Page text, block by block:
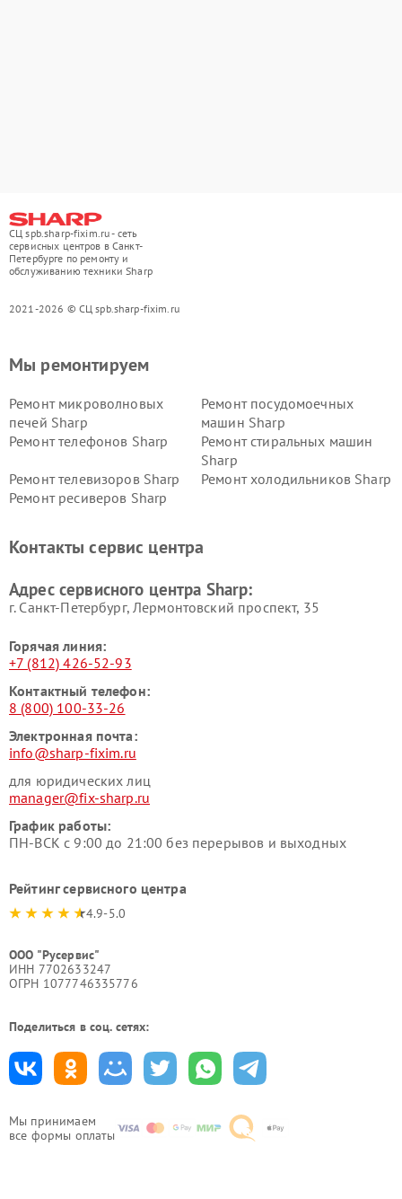
СЦ spb.sharp-fixim.ru - сеть
сервисных центров в Санкт-
Петербурге по ремонту и
обслуживанию техники Sharp
2021-2026 © СЦ spb.sharp-fixim.ru
Мы принимаем
все формы оплаты
Мы ремонтируем
Ремонт микроволновых
печей Sharp
Ремонт посудомоечных
машин Sharp
Ремонт телефонов Sharp
Ремонт стиральных машин
Sharp
Ремонт телевизоров Sharp
Ремонт холодильников Sharp
Ремонт ресиверов Sharp
Контакты сервис центра
Адрес сервисного центра Sharp:
г. Санкт-Петербург, Лермонтовский проспект, 35
Горячая линия:
+7 (812) 426-52-93
Контактный телефон:
8 (800) 100-33-26
Электронная почта:
info@sharp-fixim.ru
для юридических лиц
manager@fix-sharp.ru
График работы:
ПН-ВСК с 9:00 до 21:00 без перерывов и выходных
Рейтинг сервисного центра
4.9-5.0
ООО "Русервис"
ИНН 7702633247
ОГРН 1077746335776
Поделиться в соц. сетях: